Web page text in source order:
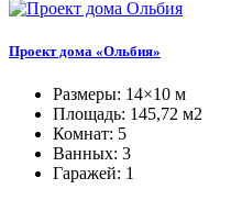
Проект дома «Ольбия»
Размеры: 14×10 м
Площадь: 145,72 м2
Комнат: 5
Ванных: 3
Гаражей: 1